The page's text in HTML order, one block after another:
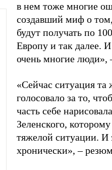
в нем тоже многие
создавший миф о
будут получать по
Европу и так далее.
очень многие люди»,
«Сейчас ситуация
голосовало за то,
часть себе нарисовала
Зеленского,
тяжелой ситуации. И
хронически», –